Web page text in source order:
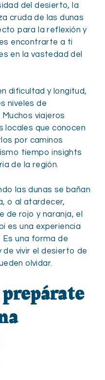
del desierto, la
cruda de las dunas
para la reflexión y
encontrarte a ti
en la vastedad del
dificultad y longitud,
niveles de
viajeros
locales que conocen
por caminos
tiempo insights
de la región.
las dunas se bañan
o al atardecer,
de rojo y naranja, el
es una experiencia
una forma de
de vivir el desierto de
olvidar.